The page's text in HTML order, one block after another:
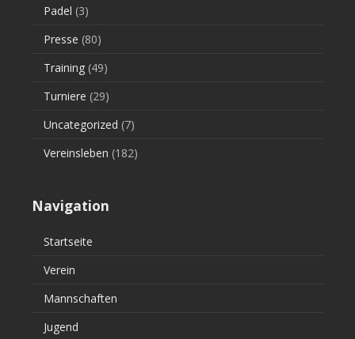
Padel (3)
Presse (80)
Training (49)
Turniere (29)
Uncategorized (7)
Vereinsleben (182)
Navigation
Startseite
Verein
Mannschaften
Jugend